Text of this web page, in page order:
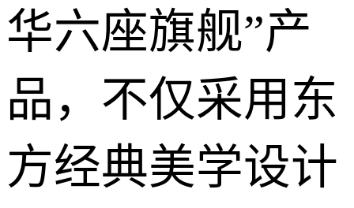
华六座旗舰”产
品，不仅采用东
方经典美学设计